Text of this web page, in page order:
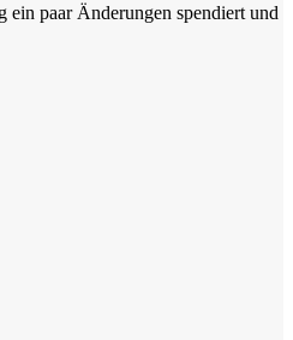
paar Änderungen spendiert und